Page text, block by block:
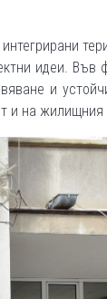
идеи. Във
и
и на